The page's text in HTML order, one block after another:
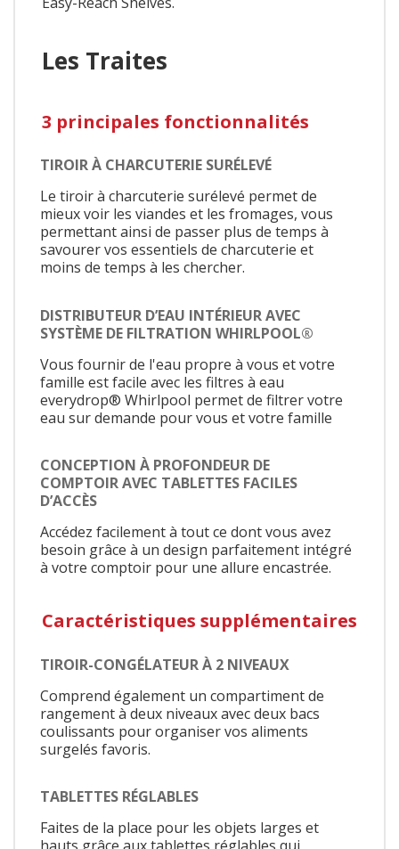
Les Traites
3 principales fonctionnalités
TIROIR À CHARCUTERIE SURÉLEVÉ
Le tiroir à charcuterie surélevé permet de
mieux voir les viandes et les fromages, vous
permettant ainsi de passer plus de temps à
savourer vos essentiels de charcuterie et
moins de temps à les chercher.
DISTRIBUTEUR D’EAU INTÉRIEUR AVEC
SYSTÈME DE FILTRATION WHIRLPOOL®
Vous fournir de l'eau propre à vous et votre
famille est facile avec les filtres à eau
everydrop® Whirlpool permet de filtrer votre
eau sur demande pour vous et votre famille
CONCEPTION À PROFONDEUR DE
COMPTOIR AVEC TABLETTES FACILES
D’ACCÈS
Accédez facilement à tout ce dont vous avez
besoin grâce à un design parfaitement intégré
à votre comptoir pour une allure encastrée.
Caractéristiques supplémentaires
TIROIR-CONGÉLATEUR À 2 NIVEAUX
Comprend également un compartiment de
rangement à deux niveaux avec deux bacs
coulissants pour organiser vos aliments
surgelés favoris.
TABLETTES RÉGLABLES
Faites de la place pour les objets larges et